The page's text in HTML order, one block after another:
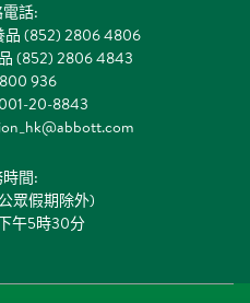
話:
品 (852) 2806 4806
(852) 2806 4843
936
20-8843
間:
眾假期除外)
午5時30分